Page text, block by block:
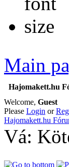
Main
Hajomakett.hu
Welcome, Guest
Please Login or
Hajomakett.hu
Vá: